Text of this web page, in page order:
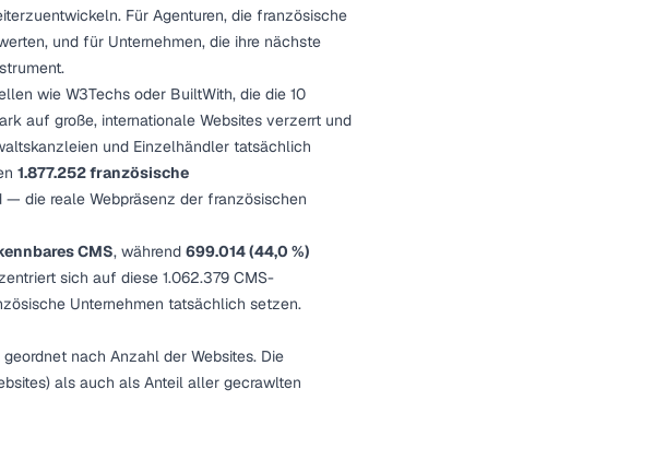
Für Agenturen, die französische
und für Unternehmen, die ihre nächste
wie W3Techs oder BuiltWith, die die 10
auf große, internationale Websites verzerrt und
und Einzelhändler tatsächlich
1.877.252 französische
die reale Webpräsenz der französischen
CMS, während 699.014 (44,0 %)
sich auf diese 1.062.379 CMS-
Unternehmen tatsächlich setzen.
nach Anzahl der Websites. Die
als auch als Anteil aller gecrawlten